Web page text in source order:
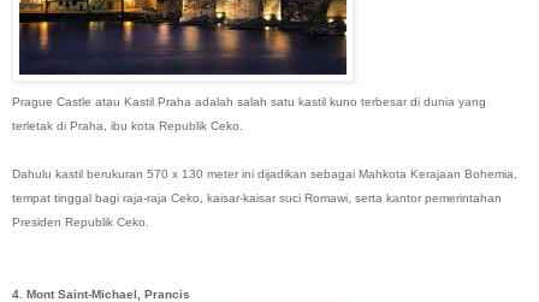
Prague Castle atau Kastil Praha adalah salah satu kastil kuno terbesar di dunia yang
terletak di Praha, ibu kota Republik Ceko.
Dahulu kastil berukuran 570 x 130 meter ini dijadikan sebagai Mahkota Kerajaan Bohemia,
tempat tinggal bagi raja-raja Ceko, kaisar-kaisar suci Romawi, serta kantor pemerintahan
Presiden Republik Ceko.
4. Mont Saint-Michael, Prancis